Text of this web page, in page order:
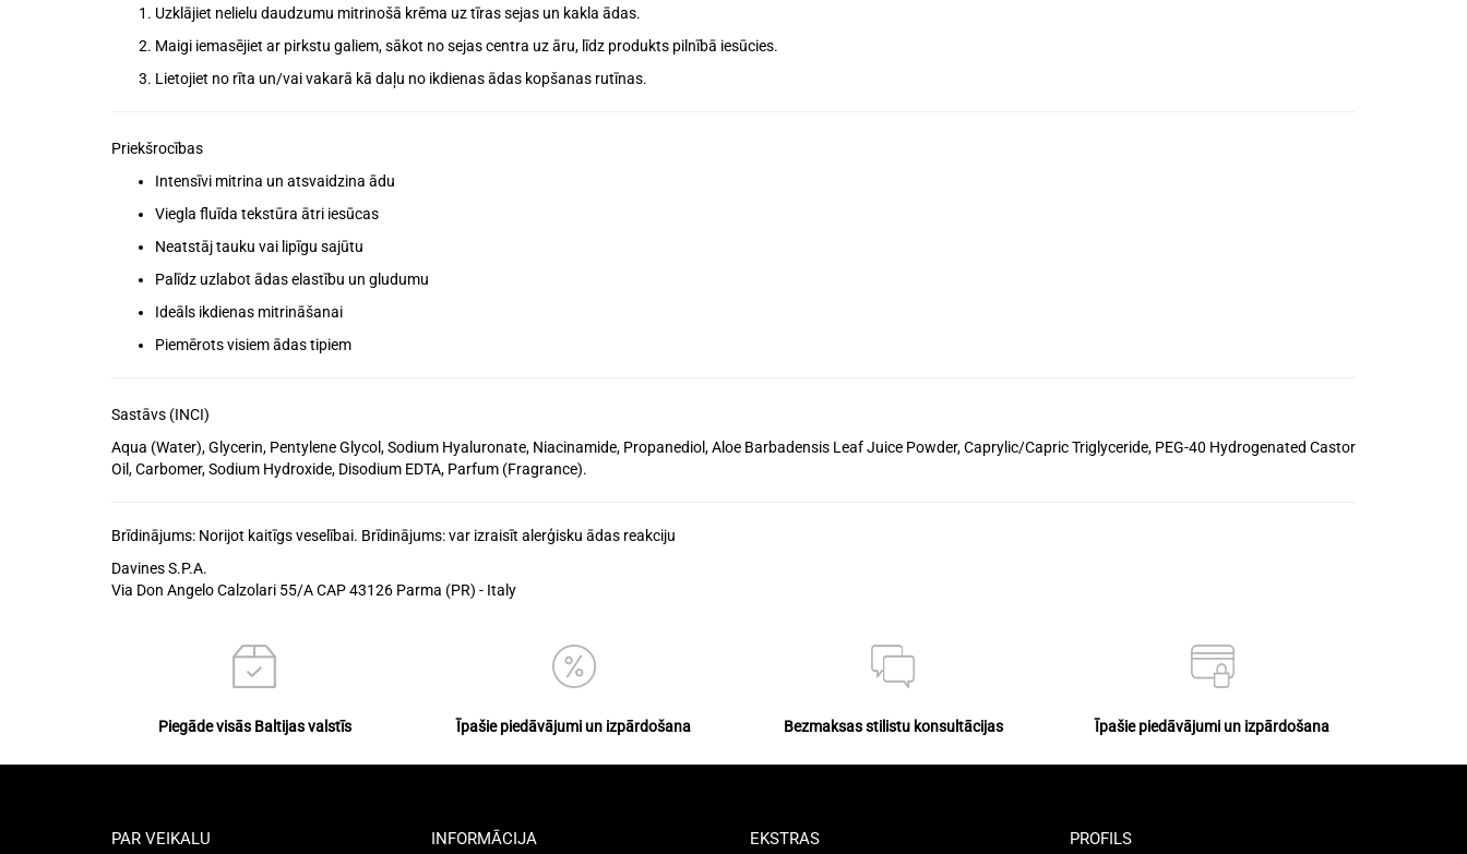
Uzklājiet nelielu daudzumu mitrinošā krēma uztīras sejas un kakla ādas.
Maigi iemasējiet ar pirkstu galiem, sākot no sejas centra uz āru, līdz produkts pilnībā iesūcies.
Lietojiet no rīta un/vai vakarā kā daļu no ikdienas ādas kopšanas rutīnas.
Priekšrocības
Intensīvi mitrina un atsvaidzina ādu
Viegla fluīda tekstūra ātri iesūcas
Neatstājtauku vai lipīgu sajūtu
Palīdz uzlabot ādas elastību un gludumu
Ideāls ikdienas mitrināšanai
Piemērots visiem ādas tipiem
Sastāvs (INCI)
Aqua (Water), Glycerin, Pentylene Glycol, Sodium Hyaluronate, Niacinamide, Propanediol, Aloe Barbadensis Leaf Juice Powder, Caprylic/Capric Triglyceride, PEG-40 Hydrogenated Castor
Oil, Carbomer, Sodium Hydroxide, Disodium EDTA, Parfum (Fragrance).
Brīdinājums: Norijot kaitīgs veselībai. Brīdinājums: var izraisīt alerģisku ādas reakciju
Davines S.P.A.
Via Don Angelo Calzolari 55/A CAP 43126 Parma (PR) - Italy
Piegāde visās Baltijas valstīs Īpašie piedāvājumi un izpārdošana Bezmaksas stilistu konsultācijas Īpašie piedāvājumi un izpārdošana
PAR VEIKALU INFORMĀCIJA EKSTRAS PROFILS